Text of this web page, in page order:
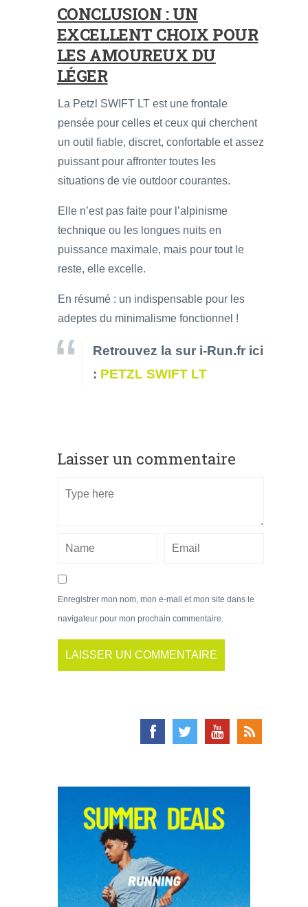
CONCLUSION : UN
EXCELLENT CHOIX POUR
LES AMOUREUX DU
LÉGER
La Petzl SWIFT LT est une frontale
pensée pour celles et ceux qui cherchent
un outil fiable, discret, confortable et assez
puissant pour affronter toutes les
situations de vie outdoor courantes.
Elle n’est pas faite pour l’alpinisme
technique ou les longues nuits en
puissance maximale, mais pour tout le
reste, elle excelle.
En résumé : un indispensable pour les
adeptes du minimalisme fonctionnel !
Retrouvez la sur i-Run.fr ici
: PETZL SWIFT LT
Laisser un commentaire
Enregistrer mon nom, mon e-mail et mon site dans le
navigateur pour mon prochain commentaire.